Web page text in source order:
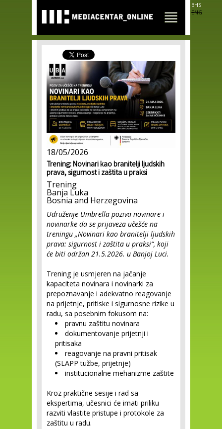
main
content
BHS
ENG
18/05/2026
Trening: Novinari kao branitelji ljudskih
prava, sigurnost i zaštita u praksi
Trening
Banja Luka
Bosnia and Herzegovina
Udruženje Umbrella poziva novinare i
novinarke da se prijaveza učešće na
treningu „Novinari kao branitelji ljudskih
prava: sigurnost i zaštita u praksi“, koji
će biti održan 21.5.2026. u Banjoj Luci.
Trening je usmjeren na jačanje
kapaciteta novinara i novinarki za
prepoznavanje i adekvatno reagovanje
na prijetnje, pritiske i sigurnosne rizike u
radu, sa posebnim fokusom na:
pravnu zaštitu novinara
dokumentovanje prijetnji i
pritisaka
reagovanje na pravni pritisak
(SLAPP tužbe, prijetnje)
institucionalne mehanizme zaštite
Kroz praktične sesije i rad sa
ekspertima, učesnici će imati priliku
razviti vlastite pristupe i protokole za
zaštitu u radu.